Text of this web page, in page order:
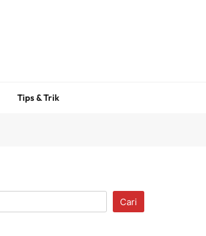
Tips & Trik
Cari